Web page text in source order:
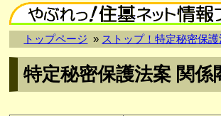
トップページ » ストップ！特定秘密保護
特定秘密保護法案 関